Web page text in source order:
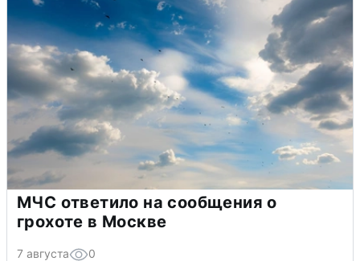
МЧС ответило на сообщения о
грохоте в Москве
7 августа 0